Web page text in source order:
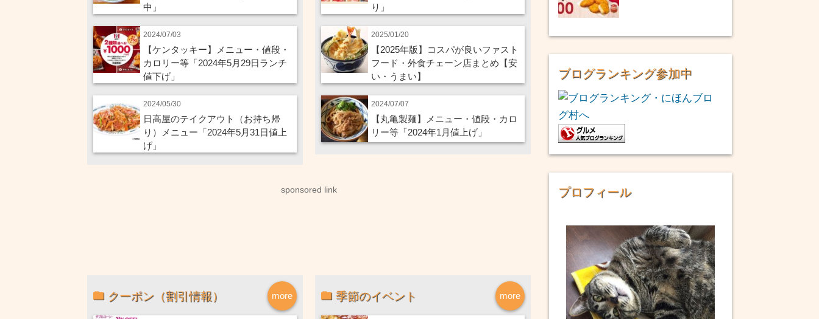
中」
2024/07/03
【ケンタッキー】メニュー・値段・
カロリー等「2024年5月29日ランチ
値下げ」
2024/05/30
日高屋のテイクアウト（お持ち帰
り）メニュー「2024年5月31日値上
げ」
り」
2025/01/20
【2025年版】コスパが良いファスト
フード・外食チェーン店まとめ【安
い・うまい】
2024/07/07
【丸亀製麺】メニュー・値段・カロ
リー等「2024年1月値上げ」
sponsored link
more
クーポン（割引情報） more
季節のイベント
ブログランキング参加中
プロフィール